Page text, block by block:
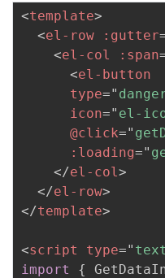
坛
圈
的
我
发
者
Programs
的
支
<template>
<el-row :gutter
<el-col :span
<el-button
type="
icon=" el-
@click="
:loading="
</el-col>
</el-row>
</template>
<script type="
import
{